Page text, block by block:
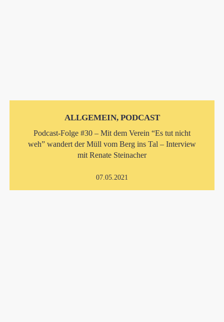
ALLGEMEIN, PODCAST
Podcast-Folge #30 – Mit dem Verein “Es tut nicht
weh” wandert der Müll vom Berg ins Tal – Interview
mit Renate Steinacher
07.05.2021